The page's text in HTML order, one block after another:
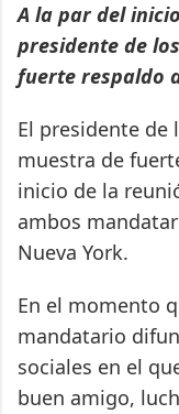
A la par del
presidente de
fuerte respaldo
El presidente de
muestra de
inicio de la
ambos
Nueva York.
En el momento
mandatario
sociales en el
buen amigo,